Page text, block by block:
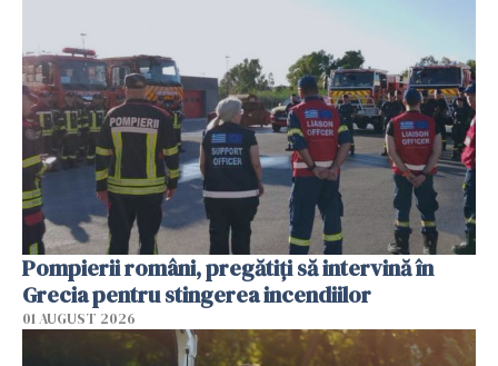
Pompierii români, pregătiţi să intervină în
Grecia pentru stingerea incendiilor
01 AUGUST 2026